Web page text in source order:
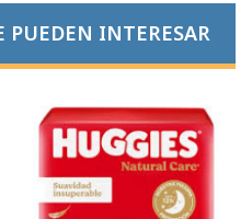
PUEDEN INTERESAR